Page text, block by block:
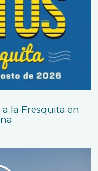
la Fresquita en